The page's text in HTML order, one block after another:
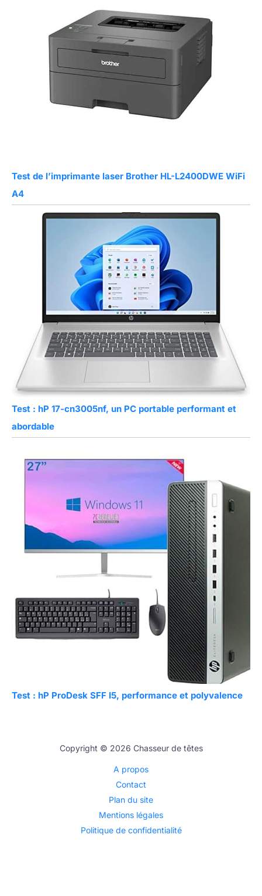
Test de l’imprimante laser Brother HL-L2400DWE WiFi
A4
Test : hP 17-cn3005nf, un PC portable performant et
abordable
Test : hP ProDesk SFF I5, performance et polyvalence
Copyright © 2026 Chasseur de têtes
A propos
Contact
Plan du site
Mentions légales
Politique de confidentialité